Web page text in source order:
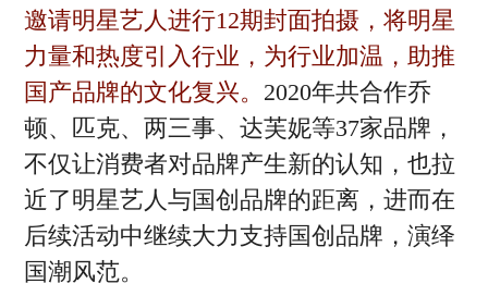
邀请明星艺人进行12期封面拍摄，将明星
力量和热度引入行业，为行业加温，助推
国产品牌的文化复兴。 2020年共合作乔
顿、匹克、两三事、达芙妮等37家品牌，
不仅让消费者对品牌产生新的认知，也拉
近了明星艺人与国创品牌的距离，进而在
后续活动中继续大力支持国创品牌，演绎
国潮风范。